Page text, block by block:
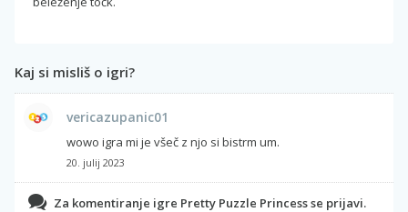
Kaj si misliš o igri?
vericazupanic01
wowo igra mi je všeč z njo si bistrm um.
20. julij 2023
Za komentiranje igre Pretty Puzzle Princess se prijavi.